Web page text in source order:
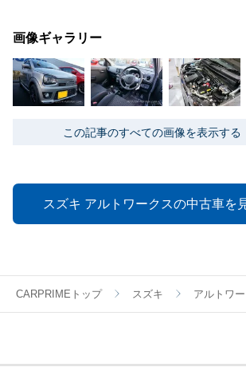
画像ギャラリー
この記事のすべての画像を表示する
スズキ アルトワークスの中古車を
CARPRIMEトップ スズキ アルトワ